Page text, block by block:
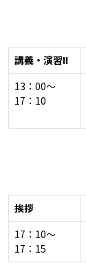
講義・演習II
13：00～
17：10
挨拶
17：10～
17：15